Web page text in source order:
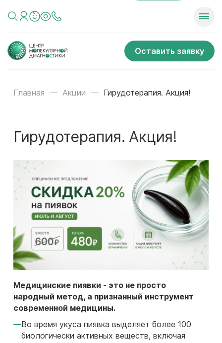
Оставить заявку
Главная Акции Гирудотерапия. Акция!
Гирудотерапия. Акция!
Медицинские пиявки - это не просто
народный метод, а признанный инструмент
современной медицины.
Во время укуса пиявка выделяет более 100
биологически активных веществ, включая